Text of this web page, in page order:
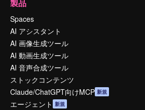
製品
Spaces
AI アシスタント
AI 画像生成ツール
AI 動画生成ツール
AI 音声合成ツール
ストックコンテンツ
Claude/ChatGPT向けMCP 新規
エージェント 新規